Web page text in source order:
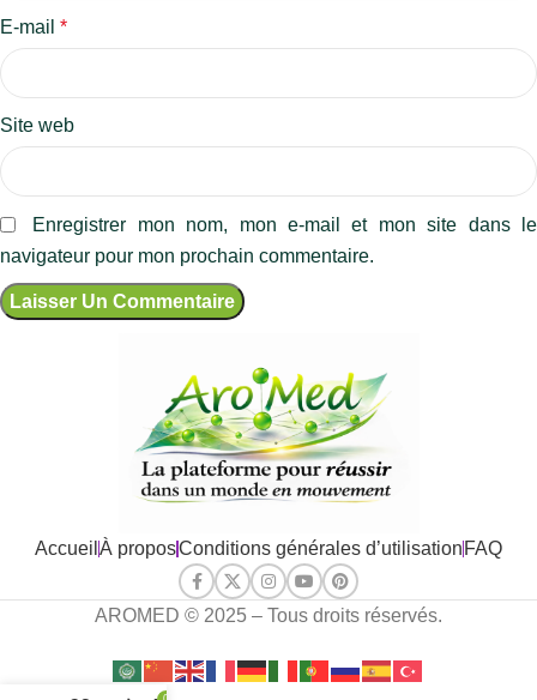
E-mail *
Site web
Enregistrer mon nom, mon e-mail et mon site dans le
navigateur pour mon prochain commentaire.
Accueil À proposConditions générales d’utilisation FAQ
AROMED © 2025 – Tous droits réservés.